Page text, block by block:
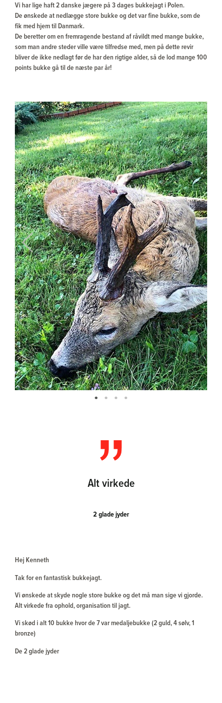
Vi har lige haft 2 danske jægere på 3 dages bukkejagt i Polen.
De ønskede at nedlægge store bukke og det var fine bukke, som de
fik med hjem til Danmark.
De beretter om en fremragende bestand af råvildt med mange bukke,
som man andre steder ville være tilfredse med, men på dette revir
bliver de ikke nedlagt før de har den rigtige alder, så de lod mange 100
points bukke gå til de næste par år!
Previous Next
Alt virkede
2 glade jyder
Hej Kenneth
Tak for en fantastisk bukkejagt.
Vi ønskede at skyde nogle store bukke og det må man sige vi gjorde.
Alt virkede fra ophold, organisation til jagt.
Vi skød i alt 10 bukke hvor de 7 var medaljebukke (2 guld, 4 sølv, 1
bronze)
De 2 glade jyder